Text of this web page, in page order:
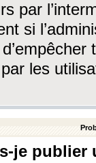
par
si
les
je